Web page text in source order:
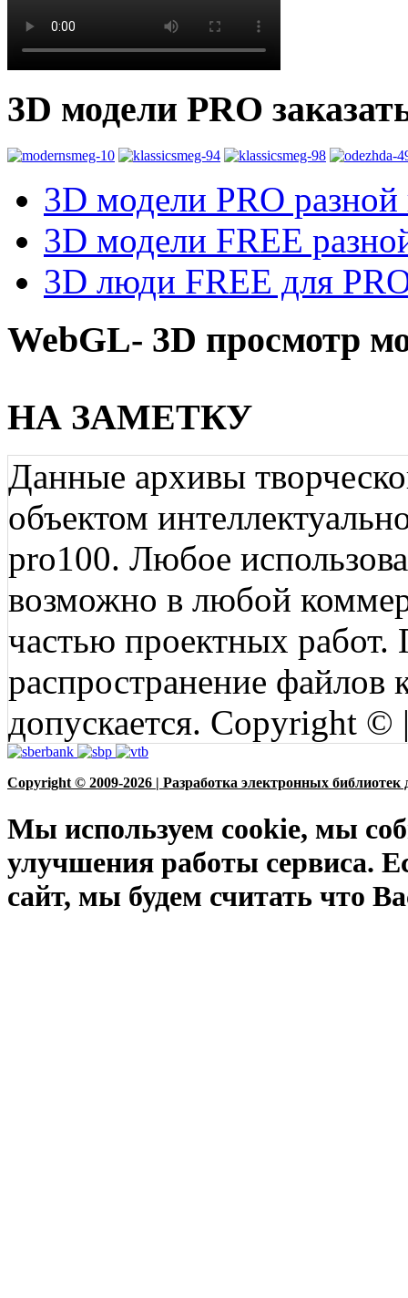
3D модели PRO
3D модели PRO разной
3D модели FREE
3D люди FREE для
WebGL- 3D просмотр
НА ЗАМЕТКУ
Данные архивы
объектом
pro100. Любое
возможно в любой
частью проектных
распространение файлов
допускается. Copyright
Copyright © 2009-2026 | Разработка электронных библиотек
Мы используем cookie, мы
улучшения работы сервиса.
сайт, мы будем считать что